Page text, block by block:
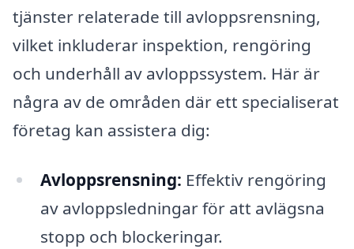
tjänster relaterade till avloppsrensning,
vilket inkluderar inspektion, rengöring
och underhåll av avloppssystem. Här är
några av de områden där ett specialiserat
företag kan assistera dig:
Avloppsrensning: Effektiv rengöring
av avloppsledningar för att avlägsna
stopp och blockeringar.